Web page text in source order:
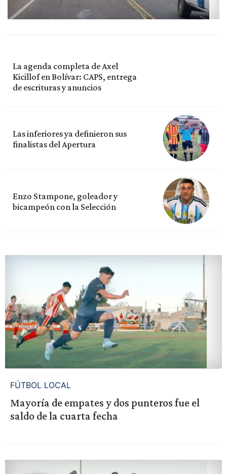
La agenda completa de Axel
Kicillof en Bolívar: CAPS, entrega
de escrituras y anuncios
Las inferiores ya definieron sus
finalistas del Apertura
Enzo Stampone, goleador y
bicampeón con la Selección
FÚTBOL LOCAL
Mayoría de empates y dos punteros fue el
saldo de la cuarta fecha